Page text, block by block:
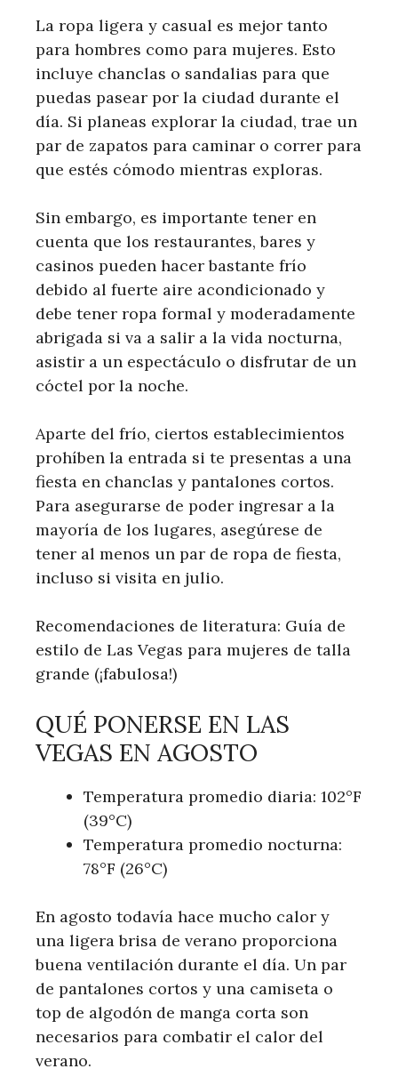
La ropa ligera y casual es mejor tanto
para hombres como para mujeres. Esto
incluye chanclas o sandalias para que
puedas pasear por la ciudad durante el
día. Si planeas explorar la ciudad, trae un
par de zapatos para caminar o correr para
que estés cómodo mientras exploras.
Sin embargo, es importante tener en
cuenta que los restaurantes, bares y
casinos pueden hacer bastante frío
debido al fuerte aire acondicionado y
debe tener ropa formal y moderadamente
abrigada si va a salir a la vida nocturna,
asistir a un espectáculo o disfrutar de un
cóctel por la noche.
Aparte del frío, ciertos establecimientos
prohíben la entrada si te presentas a una
fiesta en chanclas y pantalones cortos.
Para asegurarse de poder ingresar a la
mayoría de los lugares, asegúrese de
tener al menos un par de ropa de fiesta,
incluso si visita en julio.
Recomendaciones de literatura: Guía de
estilo de Las Vegas para mujeres de talla
grande (¡fabulosa!)
QUÉ PONERSE EN LAS
VEGAS EN AGOSTO
Temperatura promedio diaria: 102°F
(39°C)
Temperatura promedio nocturna:
78°F (26°C)
En agosto todavía hace mucho calor y
una ligera brisa de verano proporciona
buena ventilación durante el día. Un par
de pantalones cortos y una camiseta o
top de algodón de manga corta son
necesarios para combatir el calor del
verano.